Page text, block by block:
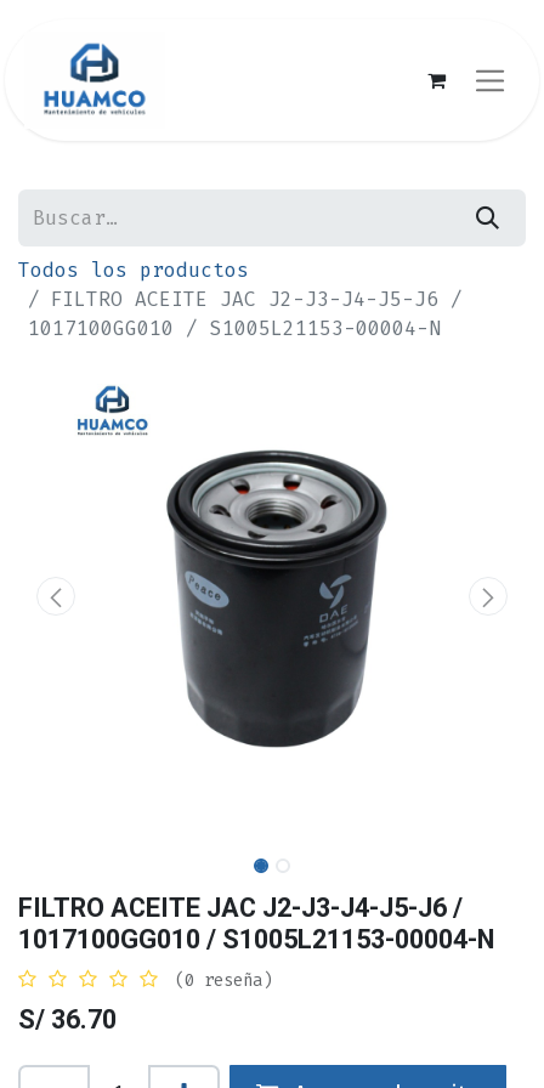
Todos los productos
FILTRO ACEITE JAC J2-J3-J4-J5-J6 /
1017100GG010 / S1005L21153-00004-N
FILTRO ACEITE JAC J2-J3-J4-J5-J6 /
1017100GG010 / S1005L21153-00004-N
(0 reseña)
S/ 36.70